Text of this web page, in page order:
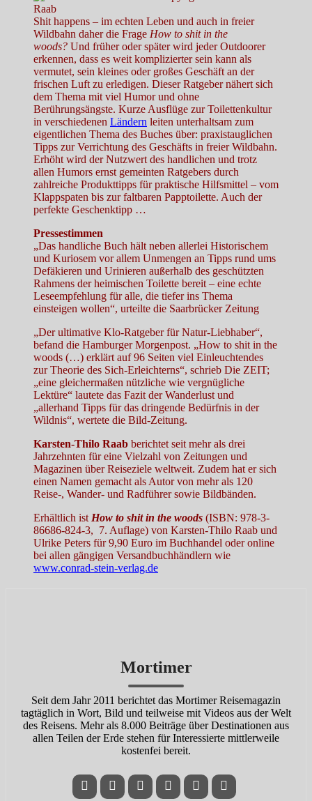
Shit happens – im echten Leben und auch in freier
Wildbahn daher die Frage How to shit in the
woods? Und früher oder später wird jeder Outdoorer
erkennen, dass es weit komplizierter sein kann als
vermutet, sein kleines oder großes Geschäft an der
frischen Luft zu erledigen. Dieser Ratgeber nähert sich
dem Thema mit viel Humor und ohne
Berührungsängste. Kurze Ausflüge zur Toilettenkultur
in verschiedenen Ländern leiten unterhaltsam zum
eigentlichen Thema des Buches über: praxistauglichen
Tipps zur Verrichtung des Geschäfts in freier Wildbahn.
Erhöht wird der Nutzwert des handlichen und trotz
allen Humors ernst gemeinten Ratgebers durch
zahlreiche Produkttipps für praktische Hilfsmittel – vom
Klappspaten bis zur faltbaren Papptoilette. Auch der
perfekte Geschenktipp …
Pressestimmen
„Das handliche Buch hält neben allerlei Historischem
und Kuriosem vor allem Unmengen an Tipps rund ums
Defäkieren und Urinieren außerhalb des geschützten
Rahmens der heimischen Toilette bereit – eine echte
Leseempfehlung für alle, die tiefer ins Thema
einsteigen wollen“, urteilte die Saarbrücker Zeitung
„Der ultimative Klo-Ratgeber für Natur-Liebhaber“,
befand die Hamburger Morgenpost. „How to shit in the
woods (…) erklärt auf 96 Seiten viel Einleuchtendes
zur Theorie des Sich-Erleichterns“, schrieb Die ZEIT;
„eine gleichermaßen nützliche wie vergnügliche
Lektüre“ lautete das Fazit der Wanderlust und
„allerhand Tipps für das dringende Bedürfnis in der
Wildnis“, wertete die Bild-Zeitung.
Karsten-Thilo Raab berichtet seit mehr als drei
Jahrzehnten für eine Vielzahl von Zeitungen und
Magazinen über Reiseziele weltweit. Zudem hat er sich
einen Namen gemacht als Autor von mehr als 120
Reise-, Wander- und Radführer sowie Bildbänden.
Erhältlich ist How to shit in the woods (ISBN: 978-3-
86686-824-3, 7. Auflage) von Karsten-Thilo Raab und
Ulrike Peters für 9,90 Euro im Buchhandel oder online
bei allen gängigen Versandbuchhändlern wie
www.conrad-stein-verlag.de
Mortimer
Seit dem Jahr 2011 berichtet das Mortimer Reisemagazin
tagtäglich in Wort, Bild und teilweise mit Videos aus der Welt
des Reisens. Mehr als 8.000 Beiträge über Destinationen aus
allen Teilen der Erde stehen für Interessierte mittlerweile
kostenfei bereit.